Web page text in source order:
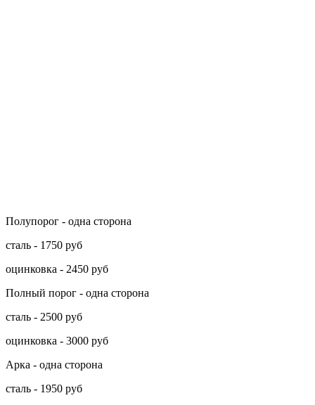
Полупорог - одна сторона
сталь - 1750 руб
оцинковка - 2450 руб
Полный порог - одна сторона
сталь - 2500 руб
оцинковка - 3000 руб
Арка - одна сторона
сталь - 1950 руб